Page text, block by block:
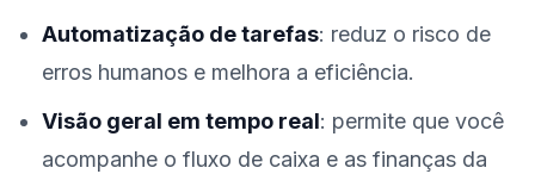
Automatização de tarefas: reduz o risco de
erros humanos e melhora a eficiência.
Visão geral em tempo real: permite que você
acompanhe o fluxo de caixa e as finanças da